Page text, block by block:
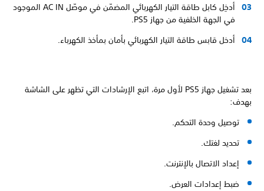
أدخِل كابل طاقة التيار الكهربائي المضمّن في موصّل AC IN الموجود
في الجهة الخلفية من جهاز PS5.
أدخل قابس طاقة التيار الكهربائي بأمان بمأخذ الكهرباء.
بعد تشغيل جهاز PS5 لأول مرة، اتبع الإرشادات التي تظهر على الشاشة
بهدف:
توصيل وحدة التحكم.
تحديد لغتك.
إعداد الاتصال بالإنترنت.
ضبط إعدادات العرض.